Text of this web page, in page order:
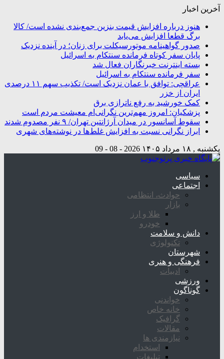
آخرین اخبار
هنوز درباره افزایش قیمت بنزین جمع‌بندی نشده است/ کالا
برگ قطعا افزایش می‌یابد
صدور گواهینامه موتورسیکلت برای زنان؛ در آینده نزدیک
پایان سفر کوتاه فرمانده سنتکام به اسرائیل
بسته اینترنت خبرنگاران فعال شد
سفر فرمانده سنتکام به اسرائیل
عراقچی: توافق با عمان نزدیک است/ تکذیب سهم ۱۱ درصدی
ایران از خزر
کمک خورشید به رفع ناترازی برق
پزشکیان: امروز مهم‌ترین نگرانی‌ام معیشت مردم است
سقوط آسانسور در میدان آرژانتین تهران/ ۹ نفر مصدوم شدند
ابراز نگرانی نسبت به افزایش غلط‌ها در نوشته‌های شهری
یکشنبه , ۱۸ مرداد ۱۴۰۵ 2026 - 08 - 09
سیاسی
اجتماعی
حوادث، انتظامی
بازار
طلا و ارز
خودرو
دانش و سلامت
تکنولوژی
شهرستان
فرهنگی و هنری
ادبیات
ورزشی
گوناگون
خواندنی
خانه خاص
گرافیک
مقالات
نیازمندی ها
استخدام
تبلیغات